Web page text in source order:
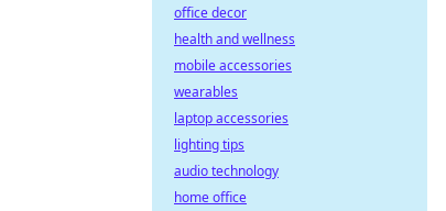
office decor
health and wellness
mobile accessories
wearables
laptop accessories
lighting tips
audio technology
home office